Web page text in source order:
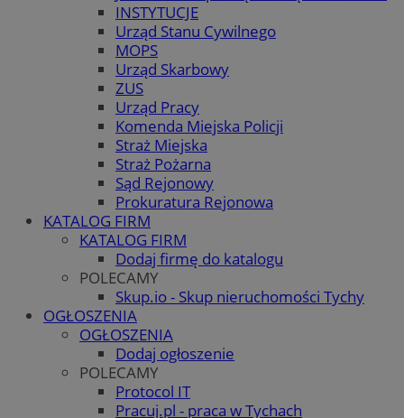
INSTYTUCJE
Urząd Stanu Cywilnego
MOPS
Urząd Skarbowy
ZUS
Urząd Pracy
Komenda Miejska Policji
Straż Miejska
Straż Pożarna
Sąd Rejonowy
Prokuratura Rejonowa
KATALOG FIRM
KATALOG FIRM
Dodaj firmę do katalogu
POLECAMY
Skup.io - Skup nieruchomości Tychy
OGŁOSZENIA
OGŁOSZENIA
Dodaj ogłoszenie
POLECAMY
Protocol IT
Pracuj.pl - praca w Tychach